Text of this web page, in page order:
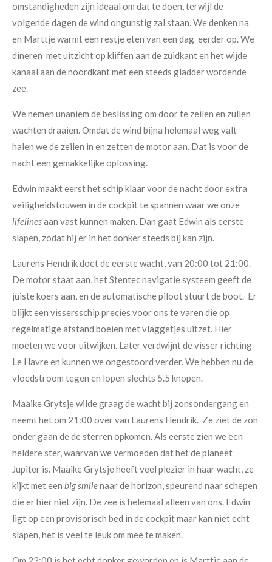
omstandigheden zijn ideaal om dat te doen, terwijl de
volgende dagen de wind ongunstig zal staan. We denken na
en Marttje warmt een restje eten van een dag eerder op. We
dineren met uitzicht op kliffen aan de zuidkant en het wijde
kanaal aan de noordkant met een steeds gladder wordende
zee.
We nemen unaniem de beslissing om door te zeilen en zullen
wachten draaien. Omdat de wind bijna helemaal weg valt
halen we de zeilen in en zetten de motor aan. Dat is voor de
nacht een gemakkelijke oplossing.
Edwin maakt eerst het schip klaar voor de nacht door extra
veiligheidstouwen in de cockpit te spannen waar we onze
lifelinesaan vast kunnen maken. Dan gaat Edwin als eerste
slapen, zodat hij er in het donker steeds bij kan zijn.
Laurens Hendrik doet de eerste wacht, van 20:00 tot 21:00.
De motor staat aan, het Stentec navigatie systeem geeft de
juiste koers aan, en de automatische piloot stuurt de boot. Er
blijkt een vissersschip precies voor ons te varen die op
regelmatige afstand boeien met vlaggetjes uitzet. Hier
moeten we voor uitwijken. Later verdwijnt de visser richting
Le Havre en kunnen we ongestoord verder. We hebben nu de
vloedstroom tegen en lopen slechts 5.5 knopen.
Maaike Grytsje wilde graag de wacht bij zonsondergang en
neemt het om 21:00 over van Laurens Hendrik. Ze ziet de zon
onder gaan de de sterren opkomen. Als eerste zien we een
heldere ster, waarvan we vermoeden dat het de planeet
Jupiter is. Maaike Grytsje heeft veel plezier in haar wacht, ze
kijkt met een big smilenaar de horizon, speurend naar schepen
die er hier niet zijn. De zee is helemaal alleen van ons. Edwin
ligt op een provisorisch bed in de cockpit maar kan niet echt
slapen, het is veel te leuk om mee te maken.